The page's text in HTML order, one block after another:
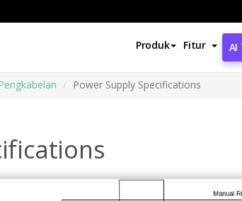
Produk Fitur AI
Power Supply Specifications